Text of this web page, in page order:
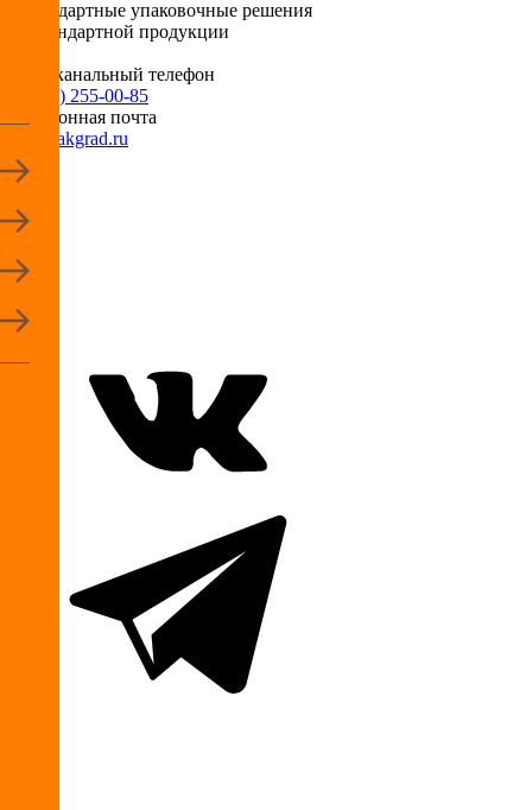
Нестандартные упаковочные решения
для стандартной продукции
Многоканальный телефон
+7 (495) 255-00-85
Электронная почта
info@pakgrad.ru